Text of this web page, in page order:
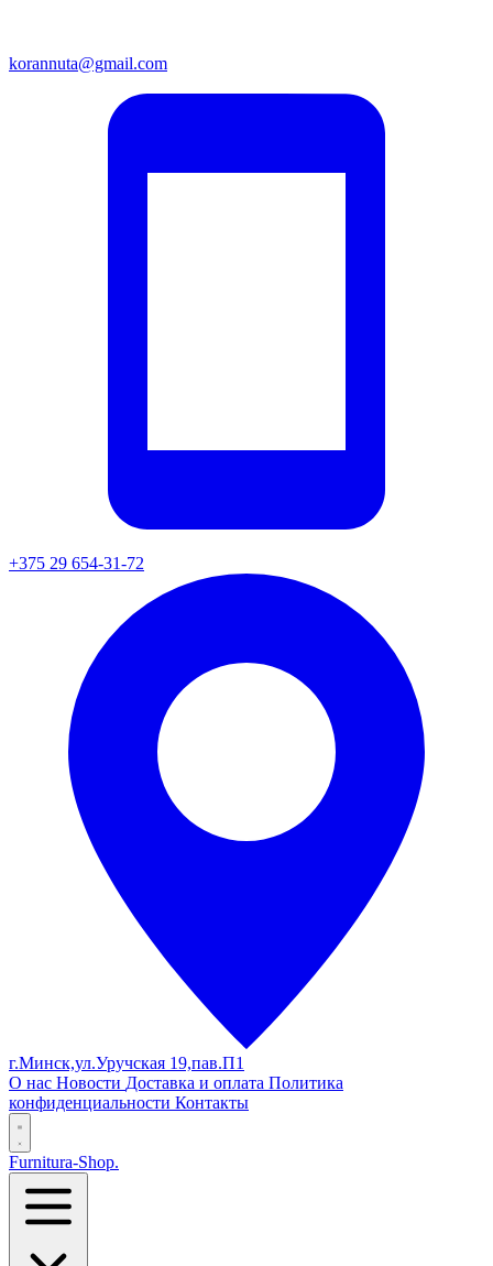
korannuta@gmail.com
+375 29 654-31-72
г.Минск,ул.Уручская 19,пав.П1
О нас Новости Доставка и оплата Политика
конфиденциальности Контакты
Furnitura-Shop.